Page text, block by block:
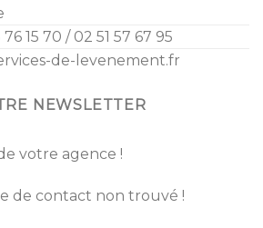
15 70 / 02 51 57 67 95
de-levenement.fr
NEWSLETTER
votre agence !
de contact non trouvé !